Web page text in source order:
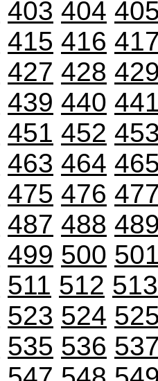
403 404
415 416
427 428
439 440
451 452
463 464
475 476
487 488
499 500
511 512 513
523 524
535 536